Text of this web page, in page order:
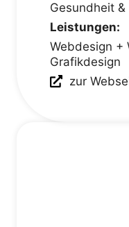
Gesundheit
Leistungen:
Webdesign +
Grafikdesign
zur